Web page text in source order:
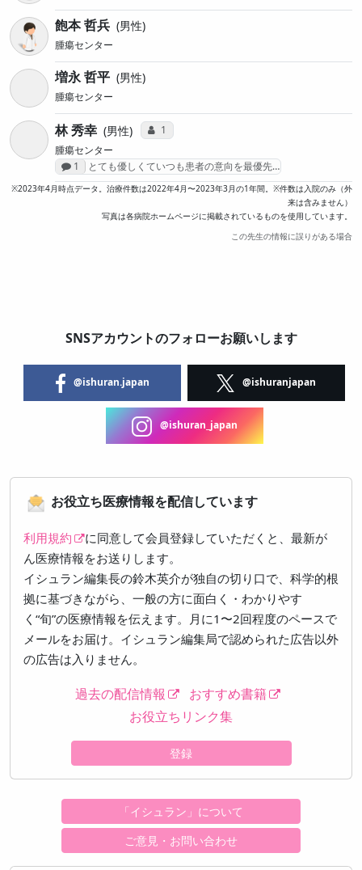
飽本 哲兵 男性
腫瘍センター
増永 哲平 男性
腫瘍センター
林 秀幸 男性 コミュニケーション・タイプ投票数
1
腫瘍センター
感想投稿数
1 とても優しくていつも患者の意向を最優先…
※2023年4月時点データ。治療件数は2022年4月〜2023年3月の1年間。※件数は入院のみ（外
来は含みません）
写真は各病院ホームページに掲載されているものを使用しています。
この先生の情報に誤りがある場合
SNSアカウントのフォローお願いします
@ishuran.japan @ishuranjapan
@ishuran_japan
お役立ち医療情報を配信しています
利用規約
に同意して会員登録していただくと、最新が
ん医療情報をお送りします。
イシュラン編集長の鈴木英介が独自の切り口で、科学的根
拠に基づきながら、一般の方に面白く・わかりやす
く“旬”の医療情報を伝えます。月に1〜2回程度のペースで
メールをお届け。イシュラン編集局で認められた広告以外
の広告は入りません。
過去の配信情報
おすすめ書籍
お役立ちリンク集
登録
「イシュラン」について
ご意見・お問い合わせ